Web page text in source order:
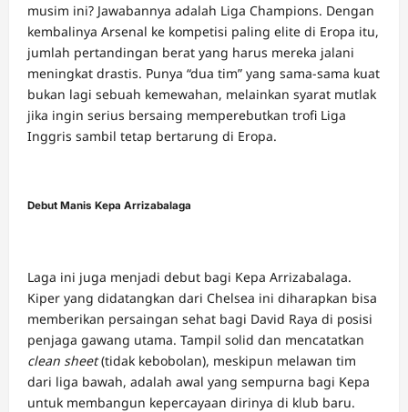
musim ini? Jawabannya adalah Liga Champions. Dengan
kembalinya Arsenal ke kompetisi paling elite di Eropa itu,
jumlah pertandingan berat yang harus mereka jalani
meningkat drastis. Punya “dua tim” yang sama-sama kuat
bukan lagi sebuah kemewahan, melainkan syarat mutlak
jika ingin serius bersaing memperebutkan trofi Liga
Inggris sambil tetap bertarung di Eropa.
Debut Manis Kepa Arrizabalaga
Laga ini juga menjadi debut bagi Kepa Arrizabalaga.
Kiper yang didatangkan dari Chelsea ini diharapkan bisa
memberikan persaingan sehat bagi David Raya di posisi
penjaga gawang utama. Tampil solid dan mencatatkan
clean sheet(tidak kebobolan), meskipun melawan tim
dari liga bawah, adalah awal yang sempurna bagi Kepa
untuk membangun kepercayaan dirinya di klub baru.